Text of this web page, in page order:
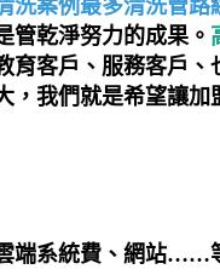
洗案例最多清洗管路
管乾淨努力的成果。
育客戶、服務客戶
我們就是希望讓
端系統費、網站……